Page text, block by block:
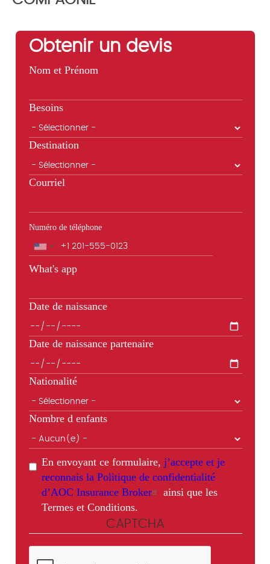
Obtenir un devis
Nom et Prénom
Besoins
Destination
Courriel
Numéro de téléphone
Téléphone
What's app
Date de naissance
Date de naissance partenaire
Nationalité
Nombre d enfants
En envoyant ce formulaire, j’accepte et je
reconnais la Politique de confidentialité
d’AOC Insurance Broker
ainsi que les
Termes et Conditions.
CAPTCHA